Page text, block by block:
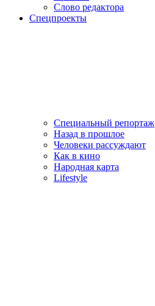
Cлово редактора
Спецпроекты
Специальный репортаж
Назад в прошлое
Человеки рассуждают
Как в кино
Народная карта
Lifestyle